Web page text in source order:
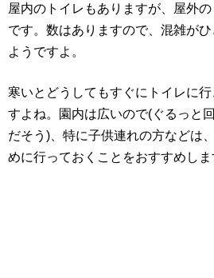
屋内のトイレもありますが、屋外
です。数はありますので、混雑が
ようですよ。
寒いとどうしてもすぐにトイレに
すよね。園内は広いので(ぐるっと
だそう)、特に子供連れの方などは
めに行っておくことをおすすめしま